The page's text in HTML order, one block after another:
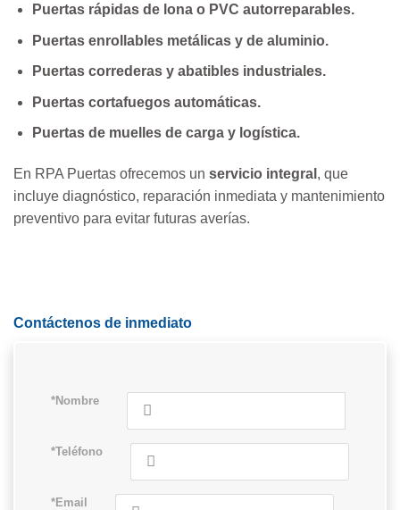
Puertas rápidas de lona o PVC autorreparables.
Puertas enrollables metálicas y de aluminio.
Puertas correderas y abatibles industriales.
Puertas cortafuegos automáticas.
Puertas de muelles de carga y logística.
En RPA Puertas ofrecemos un servicio integral , que
incluye diagnóstico, reparación inmediata y mantenimiento
preventivo para evitar futuras averías.
Contáctenos de inmediato
*Nombre
*Teléfono
*Email